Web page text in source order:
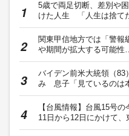
5歳で両足切断、差別や
けた人生 「人生は捨て
関東甲信地方では「警報
や期間が拡大する可能性
バイデン前米大統領（83
み 息子「見ているのは
【台風情報】台風15号
11日から12日にかけて